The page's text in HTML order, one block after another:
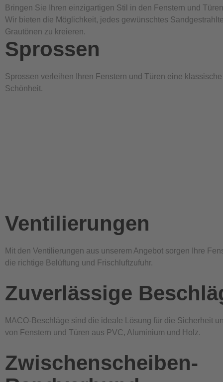
Bringen Sie Ihren einzigartigen Stil in den Fenstern und
Wir bieten die Möglichkeit, jedes gewünschtes
Grautönen zu kreieren.
Sprossen
Sprossen verleihen Ihren Fenstern und Türen eine
Schönheit.
Ventilierungen
Mit den Ventilierungen aus unserem Angebot sorgen Ihre
die richtige Belüftung und Frischluftzufuhr.
Zuverlässige
MACO-Beschläge sind die ideale Lösung für die Sicherheit
von Fenstern und Türen aus PVC, Aluminium und Holz.
Zwischenscheiben-